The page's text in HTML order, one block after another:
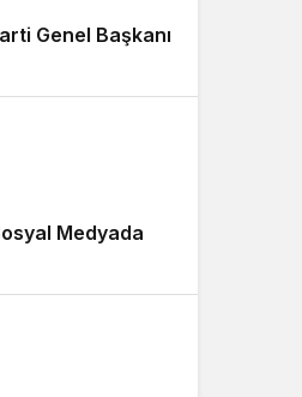
Genel Başkanı
Medyada